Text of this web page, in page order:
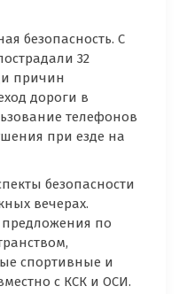
безопасность. С
32
причин
дороги в
телефонов
при езде на
безопасности
вечерах.
предложения по
спортивные и
с КСК и ОСИ.